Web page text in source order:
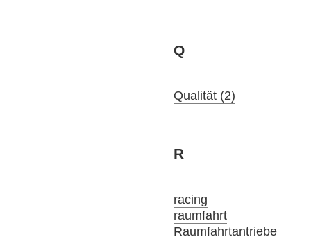
Q
Qualität (2)
R
racing
raumfahrt
Raumfahrtantriebe